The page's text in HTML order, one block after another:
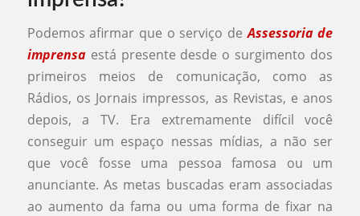
Podemos afirmar que o serviço deAssessoria de
imprensaestá presente desde o surgimento dos
primeiros meios de comunicação, como as
Rádios, os Jornais impressos, as Revistas, e anos
depois, a TV. Era extremamente difícil você
conseguir um espaço nessas mídias, a não ser
que você fosse uma pessoa famosa ou um
anunciante. As metas buscadas eram associadas
ao aumento da fama ou uma forma de fixar na